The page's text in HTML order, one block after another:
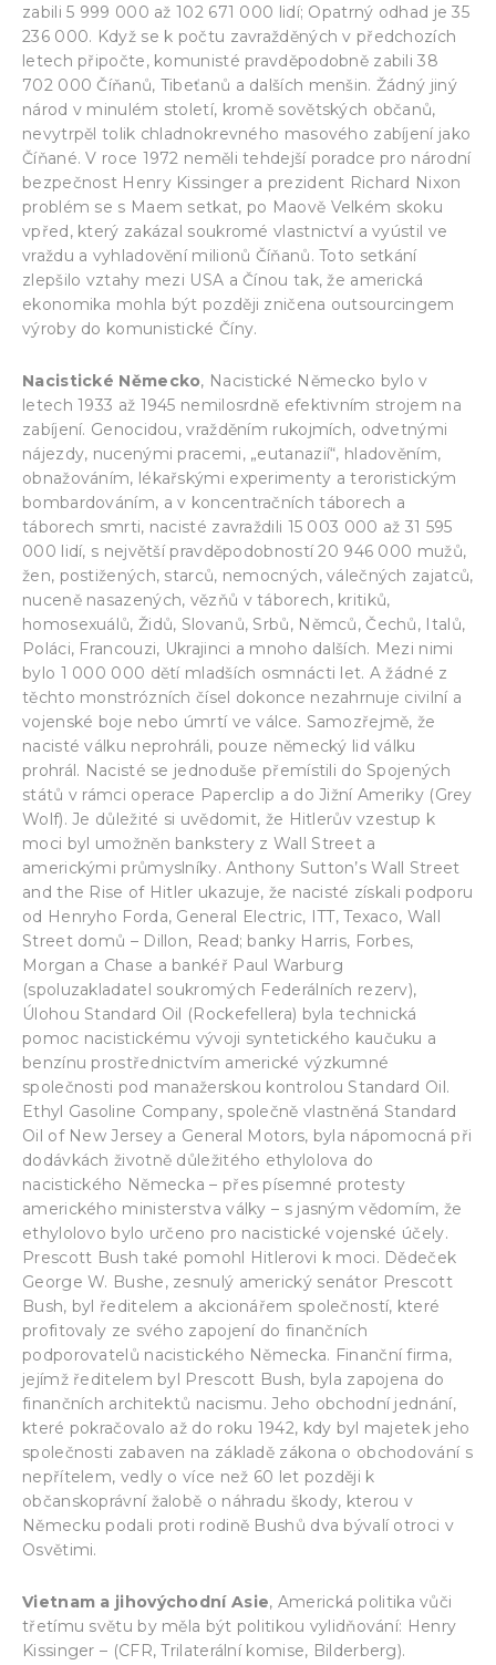
zabili 5 999 000 až 102 671 000 lidí; Opatrný odhad je 35
236 000. Když se k počtu zavražděných v předchozích
letech připočte, komunisté pravděpodobně zabili 38
702 000 Číňanů, Tibeťanů a dalších menšin. Žádný jiný
národ v minulém století, kromě sovětských občanů,
nevytrpěl tolik chladnokrevného masového zabíjení jako
Číňané. V roce 1972 neměli tehdejší poradce pro národní
bezpečnost Henry Kissinger a prezident Richard Nixon
problém se s Maem setkat, po Maově Velkém skoku
vpřed, který zakázal soukromé vlastnictví a vyústil ve
vraždu a vyhladovění milionů Číňanů. Toto setkání
zlepšilo vztahy mezi USA a Čínou tak, že americká
ekonomika mohla být později zničena outsourcingem
výroby do komunistické Číny.
Nacistické Německo, Nacistické Německo bylo v
letech 1933 až 1945 nemilosrdně efektivním strojem na
zabíjení. Genocidou, vražděním rukojmích, odvetnými
nájezdy, nucenými pracemi, „eutanazií“, hladověním,
obnažováním, lékařskými experimenty a teroristickým
bombardováním, a v koncentračních táborech a
táborech smrti, nacisté zavraždili 15 003 000 až 31 595
000 lidí, s největší pravděpodobností 20 946 000 mužů,
žen, postižených, starců, nemocných, válečných zajatců,
nuceně nasazených, vězňů v táborech, kritiků,
homosexuálů, Židů, Slovanů, Srbů, Němců, Čechů, Italů,
Poláci, Francouzi, Ukrajinci a mnoho dalších. Mezi nimi
bylo 1 000 000 dětí mladších osmnácti let. A žádné z
těchto monstrózních čísel dokonce nezahrnuje civilní a
vojenské boje nebo úmrtí ve válce. Samozřejmě, že
nacisté válku neprohráli, pouze německý lid válku
prohrál. Nacisté se jednoduše přemístili do Spojených
států v rámci operace Paperclip a do Jižní Ameriky (Grey
Wolf). Je důležité si uvědomit, že Hitlerův vzestup k
moci byl umožněn bankstery z Wall Street a
americkými průmyslníky. Anthony Sutton’s Wall Street
and the Rise of Hitler ukazuje, že nacisté získali podporu
od Henryho Forda, General Electric, ITT, Texaco, Wall
Street domů – Dillon, Read; banky Harris, Forbes,
Morgan a Chase a bankéř Paul Warburg
(spoluzakladatel soukromých Federálních rezerv),
Úlohou Standard Oil (Rockefellera) byla technická
pomoc nacistickému vývoji syntetického kaučuku a
benzínu prostřednictvím americké výzkumné
společnosti pod manažerskou kontrolou Standard Oil.
Ethyl Gasoline Company, společně vlastněná Standard
Oil of New Jersey a General Motors, byla nápomocná při
dodávkách životně důležitého ethylolova do
nacistického Německa – přes písemné protesty
amerického ministerstva války – s jasným vědomím, že
ethylolovo bylo určeno pro nacistické vojenské účely.
Prescott Bush také pomohl Hitlerovi k moci. Dědeček
George W. Bushe, zesnulý americký senátor Prescott
Bush, byl ředitelem a akcionářem společností, které
profitovaly ze svého zapojení do finančních
podporovatelů nacistického Německa. Finanční firma,
jejímž ředitelem byl Prescott Bush, byla zapojena do
finančních architektů nacismu. Jeho obchodní jednání,
které pokračovalo až do roku 1942, kdy byl majetek jeho
společnosti zabaven na základě zákona o obchodování s
nepřítelem, vedly o více než 60 let později k
občanskoprávní žalobě o náhradu škody, kterou v
Německu podali proti rodině Bushů dva bývalí otroci v
Osvětimi.
Vietnam a jihovýchodní Asie, Americká politika vůči
třetímu světu by měla být politikou vylidňování: Henry
Kissinger – (CFR, Trilaterální komise, Bilderberg).